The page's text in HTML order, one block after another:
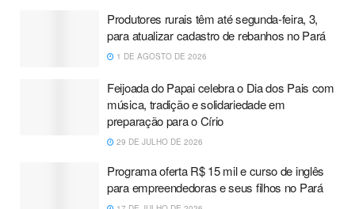
Produtores rurais têm até segunda-feira, 3,
para atualizar cadastro de rebanhos no Pará
1 DE AGOSTO DE 2026
Feijoada do Papai celebra o Dia dos Pais com
música, tradição e solidariedade em
preparação para o Círio
29 DE JULHO DE 2026
Programa oferta R$ 15 mil e curso de inglês
para empreendedoras e seus filhos no Pará